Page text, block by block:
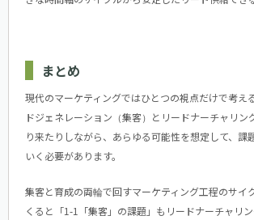
まとめ
現代のマーケティングではひとつの視点だけで考え
ドジェネレーション（集客）とリードナーチャリン
り来たりしながら、あらゆる可能性を想定して、課
いく必要があります。
集客と育成の両輪で回すマーケティング工程のサイ
くると「1-1「集客」の課題」もリードナーチャリ